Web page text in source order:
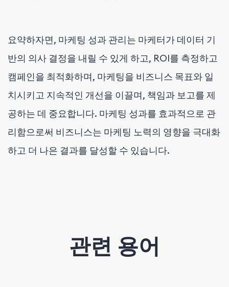
요약하자면, 마케팅 성과 관리는 마케터가 데이터 기
반의 의사 결정을 내릴 수 있게 하고, ROI를 측정하고
캠페인을 최적화하며, 마케팅을 비즈니스 목표와 일
치시키고 지속적인 개선을 이끌며, 책임과 보고를 제
공하는 데 중요합니다. 마케팅 성과를 효과적으로 관
리함으로써 비즈니스는 마케팅 노력의 영향을 극대화
하고 더 나은 결과를 달성할 수 있습니다.
관련 용어